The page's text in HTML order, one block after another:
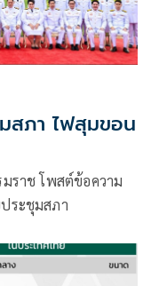
สภา ไฟสุมขอน
ราช โพสต์ข้อความ
ระชุมสภา